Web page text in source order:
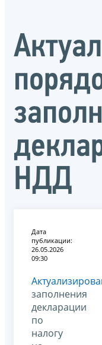
НДД
Дата
публикации:
26.05.2026
09:30
заполнения
декларации
по
налогу